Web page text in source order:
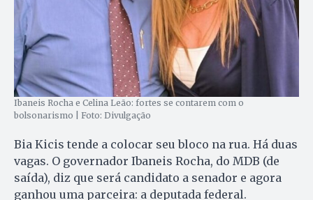
Ibaneis Rocha e Celina Leão: fortes se contarem com o
bolsonarismo | Foto: Divulgação
Bia Kicis tende a colocar seu bloco na rua. Há duas
vagas. O governador Ibaneis Rocha, do MDB (de
saída), diz que será candidato a senador e agora
ganhou uma parceira: a deputada federal.